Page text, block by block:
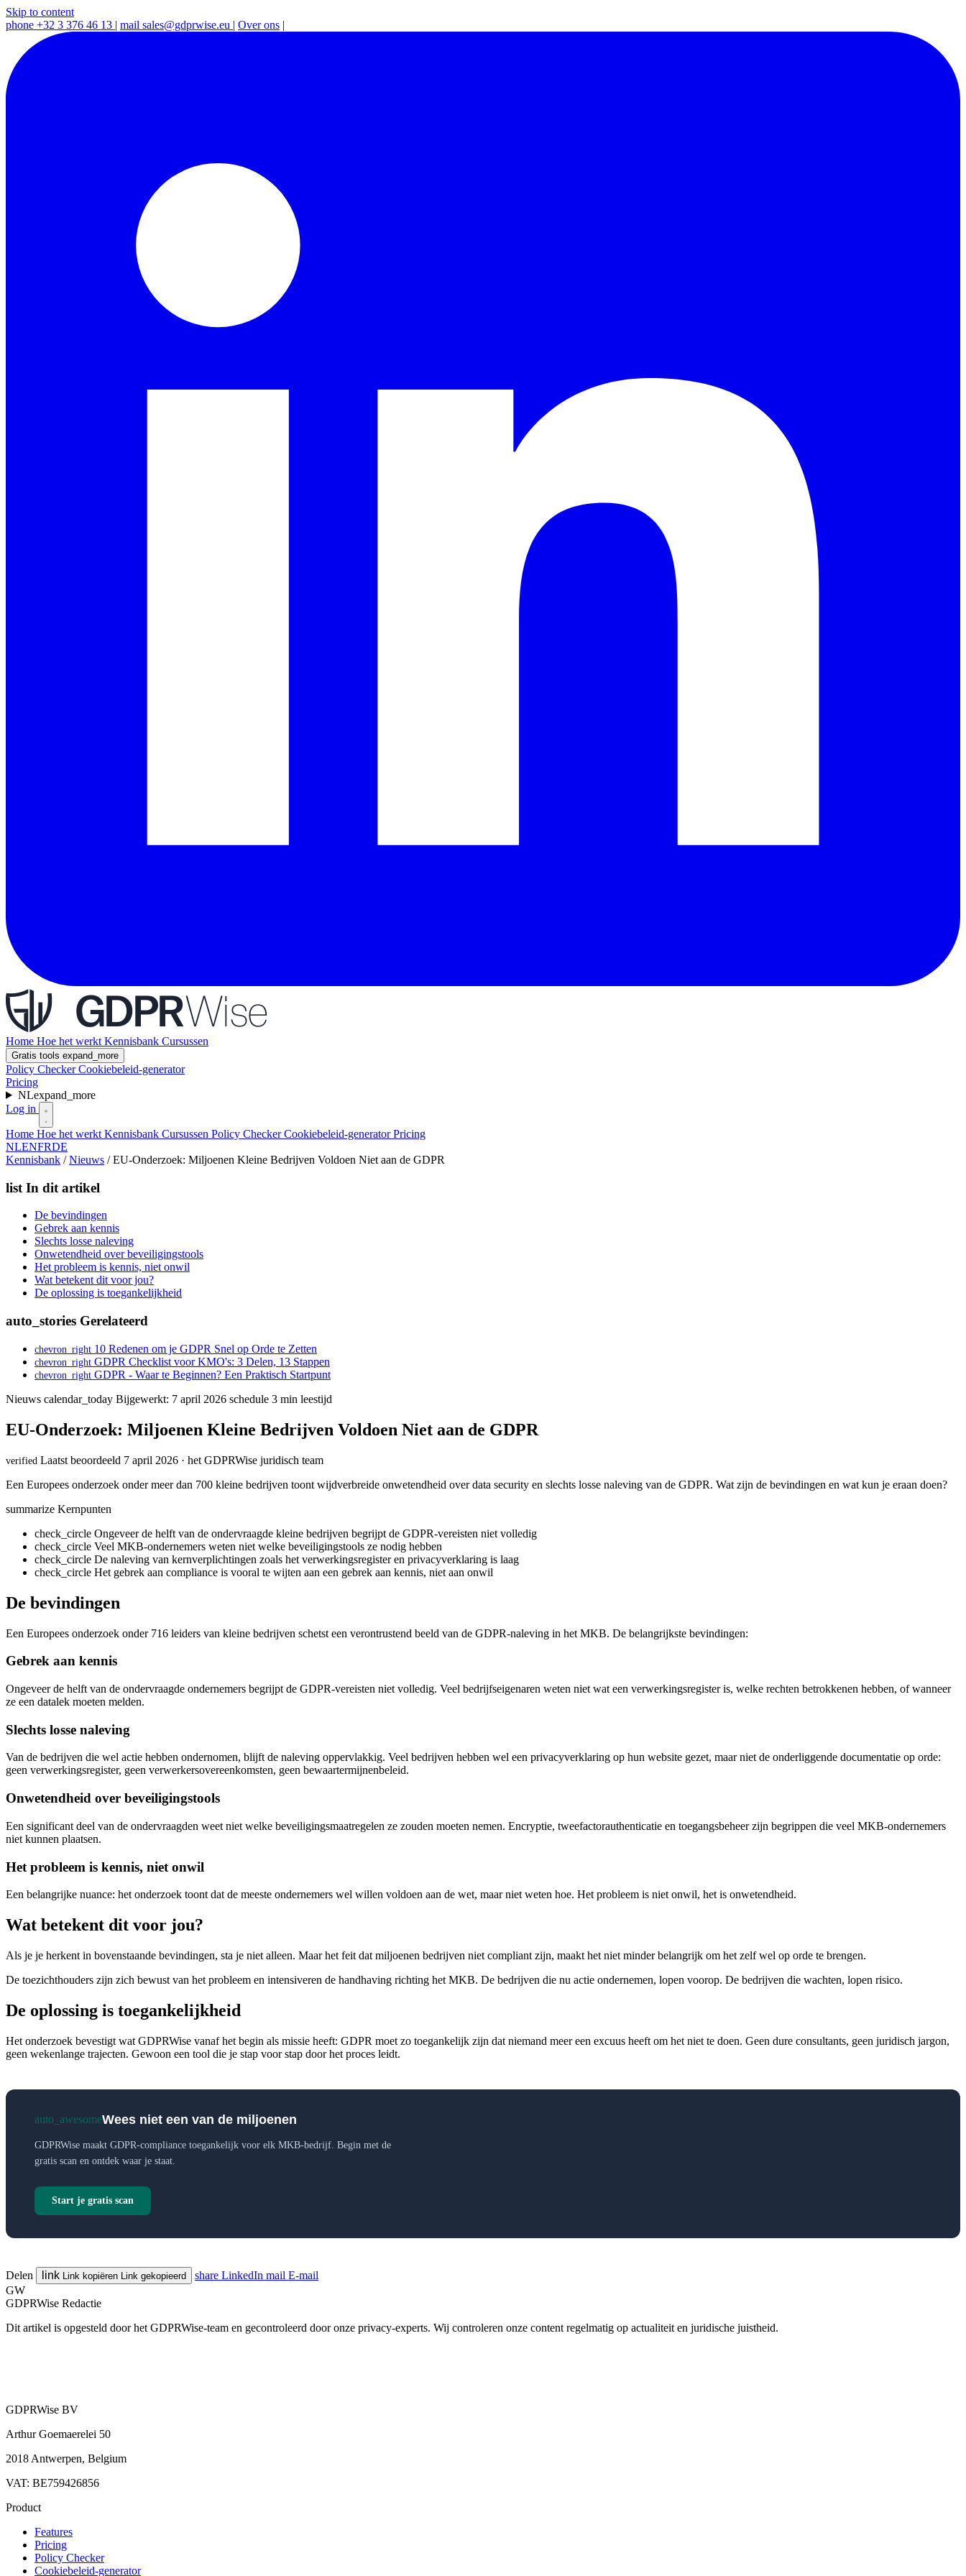
Skip to content
phone +32 3 376 46 13 | mail sales@gdprwise.eu | Over ons |
Home Hoe het werkt Kennisbank Cursussen
Gratis tools expand_more
Policy CheckerCookiebeleid-generator
Pricing
NLexpand_more
Log in
Home Hoe het werkt Kennisbank Cursussen Policy CheckerCookiebeleid-generatorPricing
NLENFRDE
Kennisbank / Nieuws / EU-Onderzoek: Miljoenen Kleine Bedrijven Voldoen Niet aan de GDPR
list In dit artikel
De bevindingen
Gebrek aan kennis
Slechts losse naleving
Onwetendheid over beveiligingstools
Het probleem is kennis, niet onwil
Wat betekent dit voor jou?
De oplossing is toegankelijkheid
auto_stories Gerelateerd
chevron_right 10 Redenen om je GDPR Snel op Orde te Zetten
chevron_right GDPR Checklist voor KMO's: 3 Delen, 13 Stappen
chevron_right GDPR - Waar te Beginnen? Een Praktisch Startpunt
Nieuws calendar_today Bijgewerkt: 7 april 2026 schedule 3 min leestijd
EU-Onderzoek: Miljoenen Kleine Bedrijven Voldoen Niet aan de GDPR
verified Laatst beoordeeld 7 april 2026 · het GDPRWise juridisch team
Een Europees onderzoek onder meer dan 700 kleine bedrijven toont wijdverbreide onwetendheid over data security en slechts losse naleving van de GDPR. Wat zijn de bevindingen en wat kun je eraan doen?
summarize Kernpunten
check_circle Ongeveer de helft van de ondervraagde kleine bedrijven begrijpt de GDPR-vereisten niet volledig
check_circle Veel MKB-ondernemers weten niet welke beveiligingstools ze nodig hebben
check_circle De naleving van kernverplichtingen zoals het verwerkingsregister en privacyverklaring is laag
check_circle Het gebrek aan compliance is vooral te wijten aan een gebrek aan kennis, niet aan onwil
De bevindingen
Een Europees onderzoek onder 716 leiders van kleine bedrijven schetst een verontrustend beeld van de GDPR-naleving in het MKB. De belangrijkste bevindingen:
Gebrek aan kennis
Ongeveer de helft van de ondervraagde ondernemers begrijpt de GDPR-vereisten niet volledig. Veel bedrijfseigenaren weten niet wat een verwerkingsregister is, welke rechten betrokkenen hebben, of wanneer
ze een datalek moeten melden.
Slechts losse naleving
Van de bedrijven die wel actie hebben ondernomen, blijft de naleving oppervlakkig. Veel bedrijven hebben wel een privacyverklaring op hun website gezet, maar niet de onderliggende documentatie op orde:
geen verwerkingsregister, geen verwerkersovereenkomsten, geen bewaartermijnenbeleid.
Onwetendheid over beveiligingstools
Een significant deel van de ondervraagden weet niet welke beveiligingsmaatregelen ze zouden moeten nemen. Encryptie, tweefactorauthenticatie en toegangsbeheer zijn begrippen die veel MKB-ondernemers
niet kunnen plaatsen.
Het probleem is kennis, niet onwil
Een belangrijke nuance: het onderzoek toont dat de meeste ondernemers wel willen voldoen aan de wet, maar niet weten hoe. Het probleem is niet onwil, het is onwetendheid.
Wat betekent dit voor jou?
Als je je herkent in bovenstaande bevindingen, sta je niet alleen. Maar het feit dat miljoenen bedrijven niet compliant zijn, maakt het niet minder belangrijk om het zelf wel op orde te brengen.
De toezichthouders zijn zich bewust van het probleem en intensiveren de handhaving richting het MKB. De bedrijven die nu actie ondernemen, lopen voorop. De bedrijven die wachten, lopen risico.
De oplossing is toegankelijkheid
Het onderzoek bevestigt wat GDPRWise vanaf het begin als missie heeft: GDPR moet zo toegankelijk zijn dat niemand meer een excuus heeft om het niet te doen. Geen dure consultants, geen juridisch jargon,
geen wekenlange trajecten. Gewoon een tool die je stap voor stap door het proces leidt.
auto_awesomeWees niet een van de miljoenen
GDPRWise maakt GDPR-compliance toegankelijk voor elk MKB-bedrijf. Begin met de
gratis scan en ontdek waar je staat.
Start je gratis scan
Delen link Link kopiëren Link gekopieerd share LinkedIn mail E-mail
GW
GDPRWise Redactie
Dit artikel is opgesteld door het GDPRWise-team en gecontroleerd door onze privacy-experts. Wij controleren onze content regelmatig op actualiteit en juridische juistheid.
GDPRWise BV
Arthur Goemaerelei 50
2018 Antwerpen, Belgium
VAT: BE759426856
Product
Features
Pricing
Policy Checker
Cookiebeleid-generator